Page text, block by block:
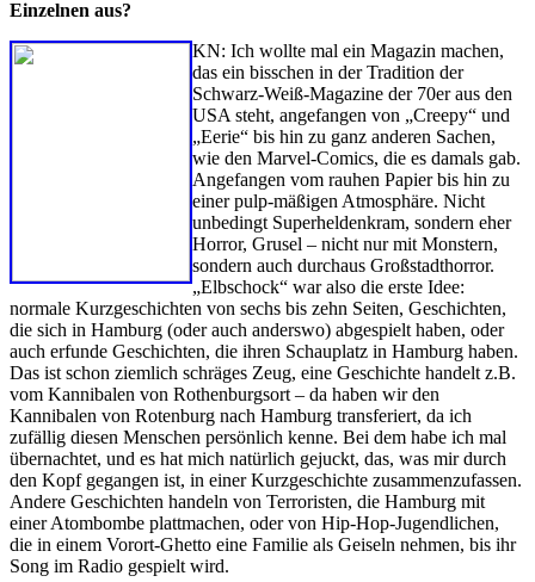
Einzelnen aus?
KN: Ich wollte mal ein Magazin machen,
das ein bisschen in der Tradition der
Schwarz-Weiß-Magazine der 70er aus den
USA steht, angefangen von „Creepy“ und
„Eerie“ bis hin zu ganz anderen Sachen,
wie den Marvel-Comics, die es damals gab.
Angefangen vom rauhen Papier bis hin zu
einer pulp-mäßigen Atmosphäre. Nicht
unbedingt Superheldenkram, sondern eher
Horror, Grusel – nicht nur mit Monstern,
sondern auch durchaus Großstadthorror.
„Elbschock“ war also die erste Idee:
normale Kurzgeschichten von sechs bis zehn Seiten, Geschichten,
die sich in Hamburg (oder auch anderswo) abgespielt haben, oder
auch erfunde Geschichten, die ihren Schauplatz in Hamburg haben.
Das ist schon ziemlich schräges Zeug, eine Geschichte handelt z.B.
vom Kannibalen von Rothenburgsort – da haben wir den
Kannibalen von Rotenburg nach Hamburg transferiert, da ich
zufällig diesen Menschen persönlich kenne. Bei dem habe ich mal
übernachtet, und es hat mich natürlich gejuckt, das, was mir durch
den Kopf gegangen ist, in einer Kurzgeschichte zusammenzufassen.
Andere Geschichten handeln von Terroristen, die Hamburg mit
einer Atombombe plattmachen, oder von Hip-Hop-Jugendlichen,
die in einem Vorort-Ghetto eine Familie als Geiseln nehmen, bis ihr
Song im Radio gespielt wird.